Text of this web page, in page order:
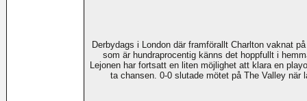
Derbydags i London där framförallt Charlton vaknat
som är hundraprocentig känns det hoppfullt i
Lejonen har fortsatt en liten möjlighet att klara en
ta chansen. 0-0 slutade mötet på The Valley